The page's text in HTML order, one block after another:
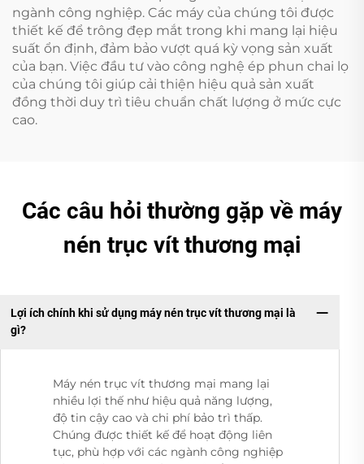
ngành công nghiệp. Các máy của chúng tôi được
thiết kế để trông đẹp mắt trong khi mang lại hiệu
suất ổn định, đảm bảo vượt quá kỳ vọng sản xuất
của bạn. Việc đầu tư vào công nghệ ép phun chai lọ
của chúng tôi giúp cải thiện hiệu quả sản xuất
đồng thời duy trì tiêu chuẩn chất lượng ở mức cực
cao.
Các câu hỏi thường gặp về máy
nén trục vít thương mại
Lợi ích chính khi sử dụng máy nén trục vít thương mại là
gì?
Máy nén trục vít thương mại mang lại
nhiều lợi thế như hiệu quả năng lượng,
độ tin cậy cao và chi phí bảo trì thấp.
Chúng được thiết kế để hoạt động liên
tục, phù hợp với các ngành công nghiệp